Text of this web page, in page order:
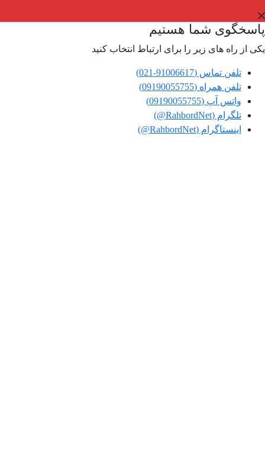
پاسخگوی شما هستیم
یکی از راه های زیر را برای ارتباط انتخاب کنید
تلفن تماس (91006617-021)
تلفن همراه (09190055755)
واتس آپ (09190055755)
تلگرام (RahbordNet@)
اینستاگرام (RahbordNet@)